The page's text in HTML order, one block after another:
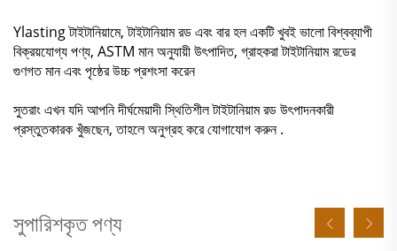
Ylasting টাইটানিয়ামে, টাইটানিয়াম রড এবং বার হল একটি খুবই ভালো বিশ্বব্যাপী
বিক্রয়যোগ্য পণ্য, ASTM মান অনুযায়ী উৎপাদিত, গ্রাহকরা টাইটানিয়াম রডের
গুণগত মান এবং পৃষ্ঠের উচ্চ প্রশংসা করেন
সুতরাং এখন যদি আপনি দীর্ঘমেয়াদী স্থিতিশীল টাইটানিয়াম রড উৎপাদনকারী
প্রস্তুতকারক খুঁজছেন, তাহলে অনুগ্রহ করেযোগাযোগ করুন.
সুপারিশকৃত পণ্য